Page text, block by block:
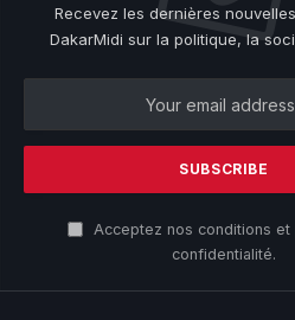
Recevez les dernières
DakarMidi sur la politique, la
Acceptez nos conditions et
confidentialité.